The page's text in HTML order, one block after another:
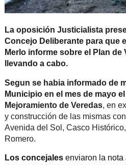
La oposición Justicialista
Concejo Deliberante para que
Merlo informe sobre el Plan de
llevando a cabo.
Segun se habia informado de
Municipio en el mes de mayo el
Mejoramiento de Veredas, en
y construcción de las mismas
Avenida del Sol, Casco
Romero.
Los concejalesenviaron la nota